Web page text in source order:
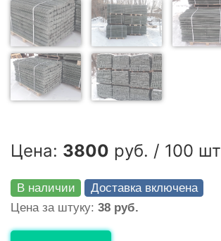
Цена: 3800 руб. / 100 шт
В наличии
Доставка включена
Цена за штуку: 38 руб.